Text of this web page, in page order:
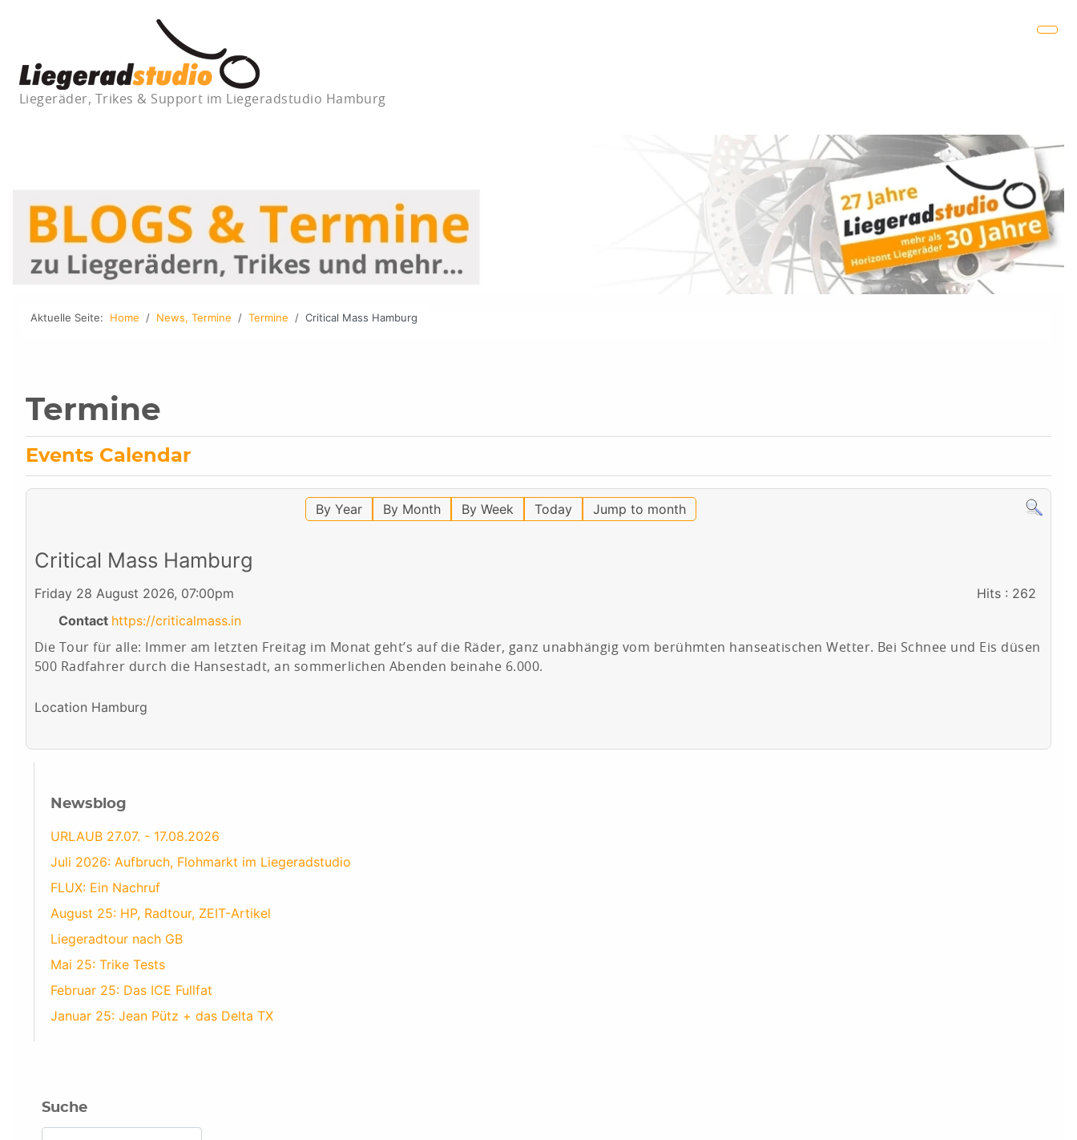
Liegeräder, Trikes & Support im Liegeradstudio Hamburg
Aktuelle Seite: Home News, Termine Termine Critical Mass Hamburg
Termine
Events Calendar
By Year By Month By Week Today Jump to month
Critical Mass Hamburg
Friday 28 August 2026, 07:00pm Hits : 262
Contact https://criticalmass.in
Die Tour für alle: Immer am letzten Freitag im Monat geht’s auf die Räder, ganz unabhängig vom berühmten hanseatischen Wetter. Bei Schnee und Eis düsen
500 Radfahrer durch die Hansestadt, an sommerlichen Abenden beinahe 6.000.
Location Hamburg
Newsblog
URLAUB 27.07. - 17.08.2026
Juli 2026: Aufbruch, Flohmarkt im Liegeradstudio
FLUX: Ein Nachruf
August 25: HP, Radtour, ZEIT-Artikel
Liegeradtour nach GB
Mai 25: Trike Tests
Februar 25: Das ICE Fullfat
Januar 25: Jean Pütz + das Delta TX
Suche